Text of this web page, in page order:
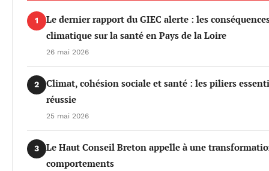
1
Le dernier rapport du GIEC alerte : les
climatique sur la santé en Pays de la Loire
26 mai 2026
2
Climat, cohésion sociale et santé : les piliers
réussie
25 mai 2026
3
Le Haut Conseil Breton appelle à une
comportements